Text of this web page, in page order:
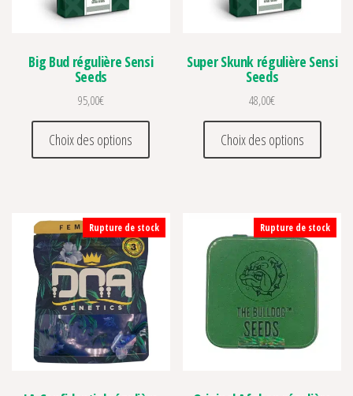
Big Bud régulière Sensi
Seeds
95,00€
Choix des options
Ce produit a plusieurs variations. Les
Super Skunk régulière Sensi
Seeds
48,00€
Choix des options
Ce
Rupture de stock Rupture de stock